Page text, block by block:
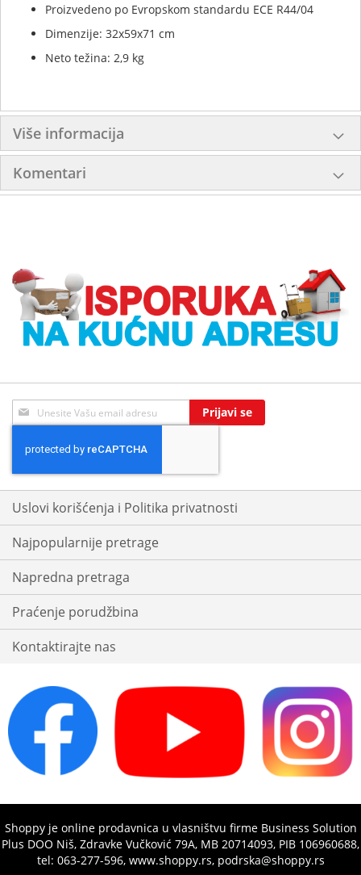
Proizvedeno po Evropskom standardu ECE R44/04
Dimenzije: 32x59x71 cm
Neto težina: 2,9 kg
Više informacija
Komentari
Sign
Up
Our
Newsletter:
Prijavi se
Uslovi korišćenja i Politika privatnosti
Najpopularnije pretrage
Napredna pretraga
Praćenje porudžbina
Kontaktirajte nas
Shoppy je online prodavnica u vlasništvu firme Business Solution
Plus DOO Niš, Zdravke Vučković 79A, MB 20714093, PIB 106960688,
tel: 063-277-596, www.shoppy.rs, podrska@shoppy.rs